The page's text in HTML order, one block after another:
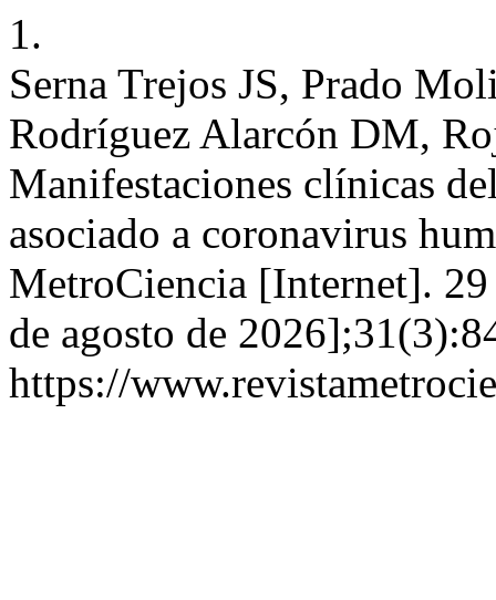
1.
Serna Trejos JS, Prado
Rodríguez Alarcón DM,
Manifestaciones clínicas
asociado a coronavirus
MetroCiencia [Internet].
de agosto de
https://